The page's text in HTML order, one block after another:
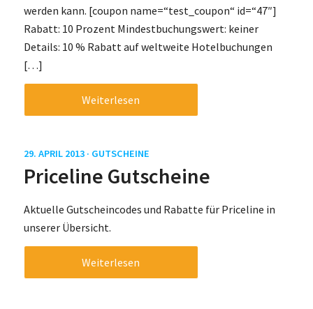
werden kann. [coupon name=“test_coupon“ id=“47″]
Rabatt: 10 Prozent Mindestbuchungswert: keiner
Details: 10 % Rabatt auf weltweite Hotelbuchungen
[…]
Weiterlesen
29. APRIL 2013 · GUTSCHEINE
Priceline Gutscheine
Aktuelle Gutscheincodes und Rabatte für Priceline in
unserer Übersicht.
Weiterlesen